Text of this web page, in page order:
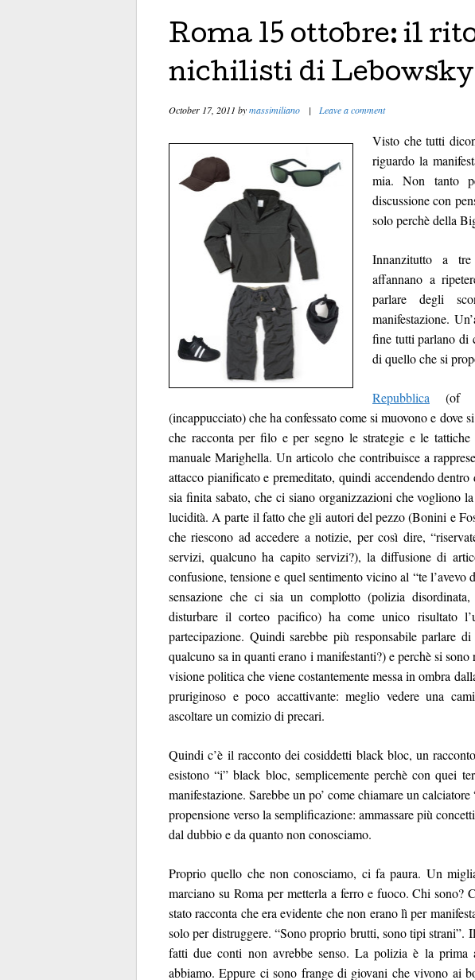
Roma 15 ottobre: il
nichilisti di Lebowsky
October 17, 2011 bymassimiliano | Leave a comment
Visto che tutti
riguardo la
mia. Non tanto
discussione con
solo perchè della
Innanzitutto a
affannano a
parlare degli
manifestazione.
fine tutti parlano di
di quello che si
Repubblica (of
(incappucciato) che ha confessato come si muovono e dove
che racconta per filo e per segno le strategie e le
manuale Marighella. Un articolo che contribuisce a
attacco pianificato e premeditato, quindi accendendo
sia finita sabato, che ci siano organizzazioni che vogliono
lucidità. A parte il fatto che gli autori del pezzo (Bonini e
che riescono ad accedere a notizie, per così dire,
servizi, qualcuno ha capito servizi?), la diffusione di
confusione, tensione e quel sentimento vicino al “te l’avevo
sensazione che ci sia un complotto (polizia
disturbare il corteo pacifico) ha come unico risultato
partecipazione. Quindi sarebbe più responsabile parlare
qualcuno sa in quanti erano i manifestanti?) e perchè si
visione politica che viene costantemente messa in ombra
pruriginoso e poco accattivante: meglio vedere una
ascoltare un comizio di precari.
Quindi c’è il racconto dei cosiddetti black bloc, un
esistono “i” black bloc, semplicemente perchè con quei
manifestazione. Sarebbe un po’ come chiamare un
propensione verso la semplificazione: ammassare più
dal dubbio e da quanto non conosciamo.
Proprio quello che non conosciamo, ci fa paura. Un
marciano su Roma per metterla a ferro e fuoco. Chi sono?
stato racconta che era evidente che non erano lì per
solo per distruggere. “Sono proprio brutti, sono tipi
fatti due conti non avrebbe senso. La polizia è la prima
abbiamo. Eppure ci sono frange di giovani che vivono ai